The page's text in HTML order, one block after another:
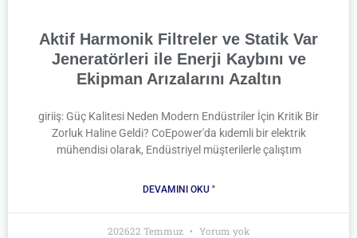
Aktif Harmonik Filtreler ve Statik Var
Jeneratörleri ile Enerji Kaybını ve
Ekipman Arızalarını Azaltın
giriiş: Güç Kalitesi Neden Modern Endüstriler İçin Kritik Bir
Zorluk Haline Geldi? CoEpower'da kıdemli bir elektrik
mühendisi olarak, Endüstriyel müşterilerle çalıştım
DEVAMINI OKU "
202622 Temmuz Yorum yok